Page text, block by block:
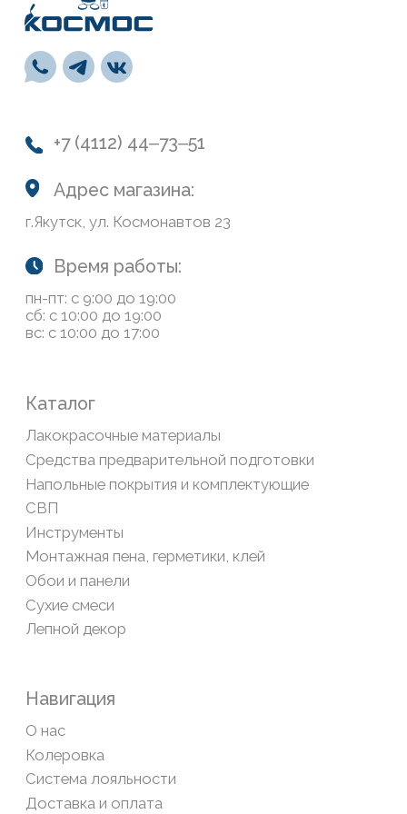
Сайт носит информационный характер и не является
публичной офертой, определяемой положениями Статьи
Политика конфиденциальности
Обратная связь
Разработка сайта
Навигация
О нас
Колеровка